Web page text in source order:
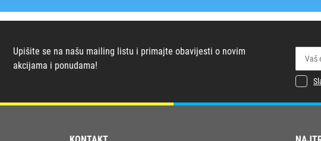
Upišite se na našu mailing listu i primajte obavijesti o novim
akcijama i ponudama!